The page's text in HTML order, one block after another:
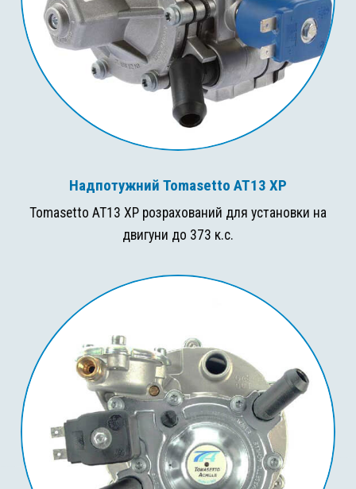
Надпотужний Tomasetto AT13 XP
Tomasetto AT13 XP розрахований для установки на
двигуни до 373 к.с.